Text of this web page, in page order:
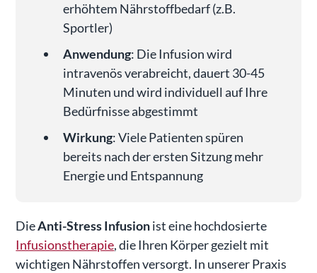
erhöhtem Nährstoffbedarf (z.B.
Sportler)
Anwendung: Die Infusion wird
intravenös verabreicht, dauert 30-45
Minuten und wird individuell auf Ihre
Bedürfnisse abgestimmt
Wirkung: Viele Patienten spüren
bereits nach der ersten Sitzung mehr
Energie und Entspannung
DieAnti-Stress Infusionist eine hochdosierte
Infusionstherapie, die Ihren Körper gezielt mit
wichtigen Nährstoffen versorgt. In unserer Praxis